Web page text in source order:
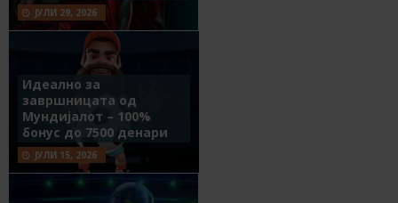
ЈУЛИ 29, 2026
Идеално за
завршницата од
Мундијалот – 100%
бонус до 7500 денари
ЈУЛИ 15, 2026